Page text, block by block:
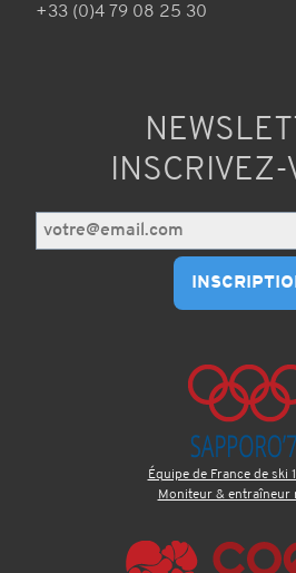
+33 (0)4 79 08 25 30
INSCRIVEZ-
Équipe de France de ski
Moniteur & entraîneur